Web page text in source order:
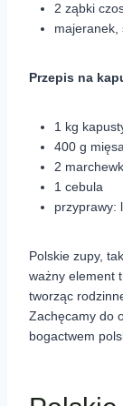
2 ząbki
majeranek,
Przepis na
1 kg
400 g
2
1 cebula
przyprawy:
Polskie zupy,
ważny element
tworząc
Zachęcamy do
bogactwem